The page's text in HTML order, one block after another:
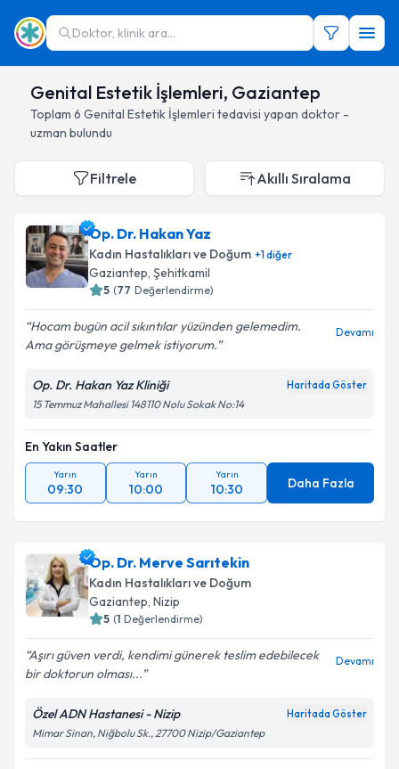
Doktor, klinik ara...
Genital Estetik İşlemleri, Gaziantep
Toplam 6 Genital Estetik İşlemleri tedavisi yapan doktor -
uzman bulundu
Filtrele Akıllı Sıralama
Op. Dr. Hakan Yaz
Kadın Hastalıkları ve Doğum +1diğer
Gaziantep, Şehitkamil
5 (77 Değerlendirme)
Hocam bugün acil sıkıntılar yüzünden gelemedim.
Ama görüşmeye gelmek istiyorum.
Devamı
Op. Dr. Hakan Yaz Kliniği Haritada Göster
15 Temmuz Mahallesi 148110 Nolu Sokak No:14
En Yakın Saatler
Yarın
09:30
Yarın
10:00
Yarın
10:30 Daha Fazla
Op. Dr. Merve Sarıtekin
Kadın Hastalıkları ve Doğum
Gaziantep, Nizip
5 (1 Değerlendirme)
Aşırı güven verdi, kendimi günerek teslim edebilecek
bir doktorun olması...
Devamı
Özel ADN Hastanesi - Nizip Haritada Göster
Mimar Sinan, Niğbolu Sk., 27700 Nizip/Gaziantep